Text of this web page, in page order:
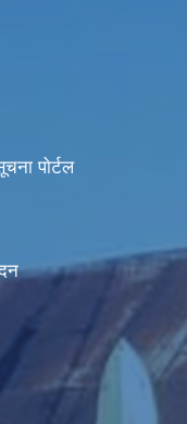
पाेर्टल